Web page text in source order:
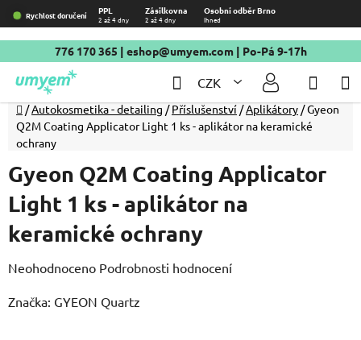
Přejít
na
obsah
Rychlost doručení PPL Zásilkovna Osobní odběr Brno
2 až 4 dny 2 až 4 dny Ihned
776 170 365 | eshop@umyem.com| Po-Pá 9-17h
CZK
Hledat
Domů
/Autokosmetika - detailing / Příslušenství /Aplikátory /Gyeon
Q2M Coating Applicator Light 1 ks - aplikátor na keramické
ochrany
Gyeon Q2M Coating Applicator
Light 1 ks - aplikátor na
keramické ochrany
Průměrné
produktu
Neohodnoceno Podrobnosti hodnocení
Značka: GYEON Quartz